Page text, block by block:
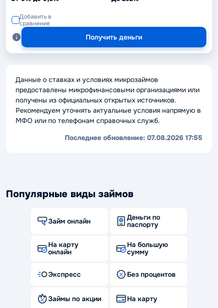
Добавить в
сравнение
Получить деньги
Данные о ставках и условиях микрозаймов
предоставлены микрофинансовыми организациями или
получены из официальных открытых источников.
Рекомендуем уточнять актуальные условия напрямую в
МФО или по телефонам справочных служб.
Последнее обновление: 07.08.2026 17:55
Популярные виды займов
Займ онлайн
Деньги по
паспорту
На карту
онлайн
На большую
сумму
Экспресс Без процентов
Займы по акции На карту